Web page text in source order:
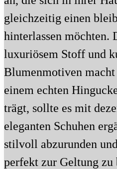
gleichzeitig einen
hinterlassen möchten.
luxuriösem Stoff und
Blumenmotiven
einem echten
trägt, sollte es mit
eleganten Schuhen
stilvoll abzurunden
perfekt zur Geltung zu